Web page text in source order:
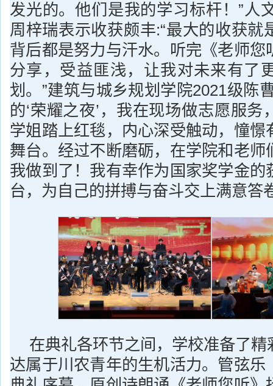
发光的。他们是我的学习标杆！”人
周梓瑞表示收获颇丰:“最大的收获就
背后都是努力与汗水。听完《老师您
分享，受益匪浅，让我对未来有了
划。”建筑与城乡规划学院2021级陈
的‘荣耀之夜’，我在现场做志愿服务
学姐踏上红毯，内心深受触动，憧憬
舞台。经过不断磨砺，在学院和老师
我做到了！我有幸作为国家奖学金的
台，为自己的拼搏与奋斗交上满意答
在典礼各环节之间，学校准备了
达属于川农青年的生机活力。管弦乐